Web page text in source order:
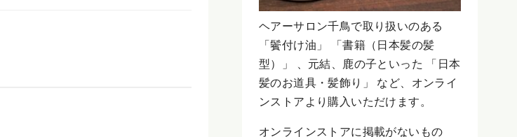
ヘアーサロン千鳥で取り扱いのある
「鬢付け油」 「書籍（日本髪の髪
型）」 、元結、鹿の子といった 「日本
髪のお道具・髪飾り」 など、オンライ
ンストアより購入いただけます。
オンラインストアに掲載がないもの